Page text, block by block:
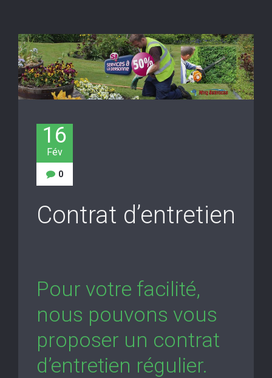
16
Fév
0
Contrat d’entretien
Pour votre facilité,
nous pouvons vous
proposer un contrat
d’entretien régulier.